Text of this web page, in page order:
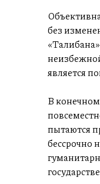
без
является
В конечном
пытаются
бессрочно